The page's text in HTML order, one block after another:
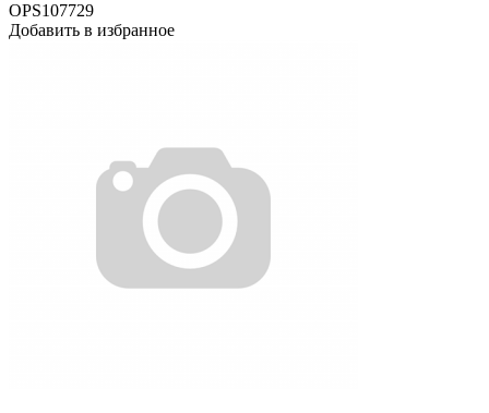
OPS107729
Добавить в избранное